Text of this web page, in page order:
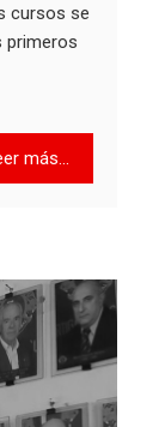
cursos se
primeros
más...